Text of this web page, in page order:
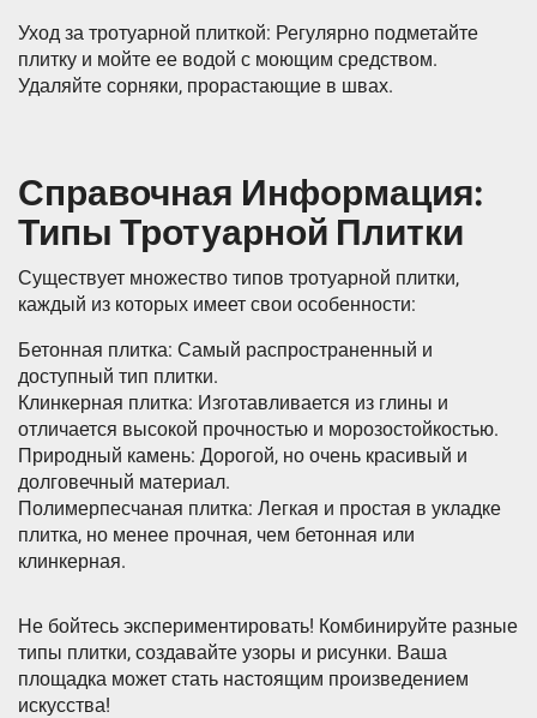
Уход за тротуарной плиткой: Регулярно подметайте
плитку и мойте ее водой с моющим средством.
Удаляйте сорняки, прорастающие в швах.
Справочная Информация:
Типы Тротуарной Плитки
Существует множество типов тротуарной плитки,
каждый из которых имеет свои особенности:
Бетонная плитка: Самый распространенный и
доступный тип плитки.
Клинкерная плитка: Изготавливается из глины и
отличается высокой прочностью и морозостойкостью.
Природный камень: Дорогой, но очень красивый и
долговечный материал.
Полимерпесчаная плитка: Легкая и простая в укладке
плитка, но менее прочная, чем бетонная или
клинкерная.
Не бойтесь экспериментировать! Комбинируйте разные
типы плитки, создавайте узоры и рисунки. Ваша
площадка может стать настоящим произведением
искусства!